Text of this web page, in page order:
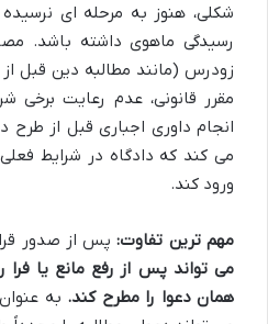
شکلی، هنوز به مرحله ای
رسیدگی ماهوی داشته باشد.
زودرس (مانند مطالبه دین قبل
مقرر قانونی، عدم رعایت برخی
انجام داوری اجباری قبل از طرح
می کند که دادگاه در شرایط
ورود کند.
مهم ترین تفاوت:پس از صدور
می تواند پس از رفع مانع یا
همان دعوا را مطرح کند. به